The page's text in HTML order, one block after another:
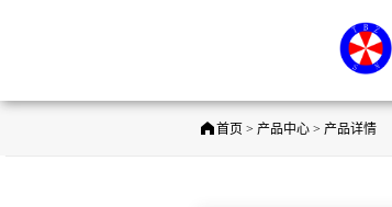
首页 > 产品中心 > 产品详情